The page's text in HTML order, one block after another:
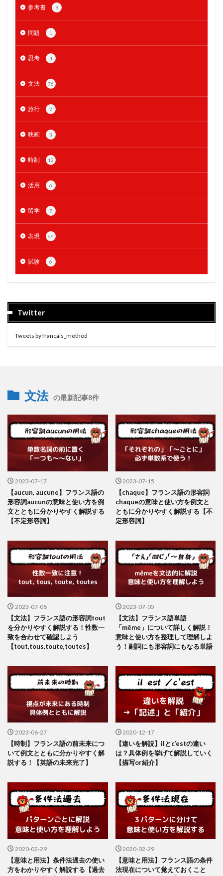
参考書 9
問題 1
思考 4
文法 76
旅行 2
映画 3
時制 12
活用 6
留学 7
表現 64
試験 6
Twitter
Tweets by francais_method
文法 の最新記事8件
2023-07-17
【aucun, aucune】フランス語の
形容詞aucunの意味と使い方を例
文とともに分かりやすく解説する
【不定形容詞】
2023-07-15
【chaque】フランス語の形容詞
chaqueの意味と使い方を例文と
ともに分かりやすく解説する【不
定形容詞】
2023-07-08
【文法】フランス語の形容詞tout
を分かりやすく解説する！性数一
致を合わせて確認しよう
【tout,tous,toute,toutes】
2023-07-05
【文法】フランス語単語
「même」について詳しく解説！
意味と使い方を整理して理解しよ
う！副詞にも形容詞にもなる単語
2023-06-27
【時制】フランス語の前未来につ
いて例文とともに分かりやすく解
説する！【英語の未来完了】
2020-12-17
【違いを解説】ilとc’estの違い
は？具体例を挙げて解説していく
【描写or紹介】
2020-02-29
【意味と用法】条件法過去の使い
方をわかりやすく解説する【過去
2020-02-29
【意味と用法】フランス語の条件
法現在について覚えておくこと